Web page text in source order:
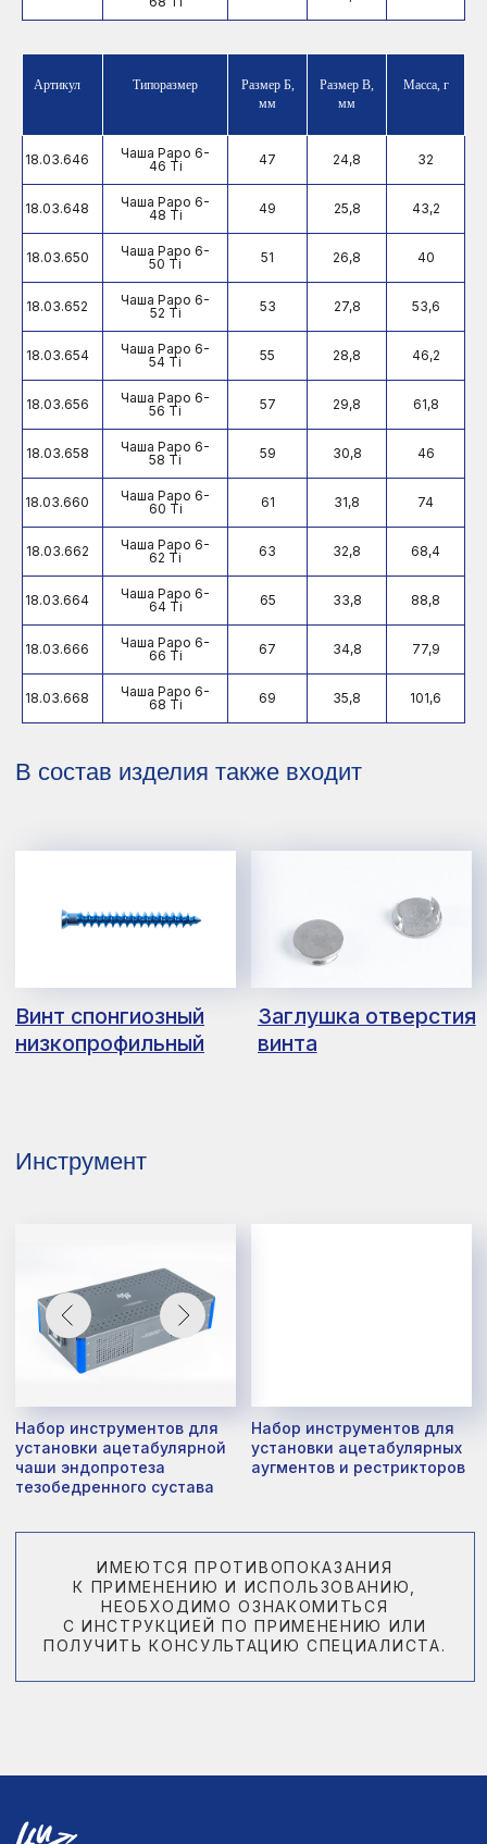
Артикул Типоразмер
Размер Б,
мм
Размер В,
мм
Масса, г
18.03.646
Чаша Раро 6-
46 Ti
47 24,8 32
18.03.648
Чаша Раро 6-
48 Ti
49 25,8 43,2
18.03.650
Чаша Раро 6-
50 Ti
51 26,8 40
18.03.652
Чаша Раро 6-
52 Ti
53 27,8 53,6
18.03.654
Чаша Раро 6-
54 Ti
55 28,8 46,2
18.03.656
Чаша Раро 6-
56 Ti
57 29,8 61,8
18.03.658
Чаша Раро 6-
58 Ti
59 30,8 46
18.03.660
Чаша Раро 6-
60 Ti
61 31,8 74
18.03.662
Чаша Раро 6-
62 Ti
63 32,8 68,4
18.03.664
Чаша Раро 6-
64 Ti
65 33,8 88,8
18.03.666
Чаша Раро 6-
66 Ti
67 34,8 77,9
18.03.668
Чаша Раро 6-
68 Ti
69 35,8 101,6
Политика обработки Политика